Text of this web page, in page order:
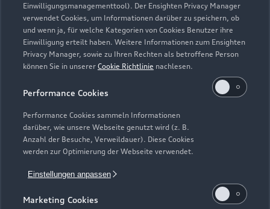
Einwilligungsmanagementtool). Der Ensighten Privacy Manager
verwendet Cookies, um Informationen darüber zu speichern, ob
und wenn ja, für welche Kategorien von Cookies Benutzer ihre
Einwilligung erteilt haben. Weitere Informationen zum Ensighten
Privacy Manager, sowie zu Ihren Rechten als betroffene Person
können Sie in unserer Cookie Richtlinie nachlesen.
Performance Cookies
Performance Cookies sammeln Informationen
darüber, wie unsere Webseite genutzt wird (z. B.
Anzahl der Besuche, Verweildauer). Diese Cookies
werden zur Optimierung der Webseite verwendet.
Einstellungen anpassen
Marketing Cookies
Zurück nach oben
Modelle
Elektromodelle
Plug-in-Hybride
Neuwagensuche
Gebrauchtwagensuche
Service & Zubehör
Saisonale Angebote
Audi Services
Garantie
Support
Über Audi